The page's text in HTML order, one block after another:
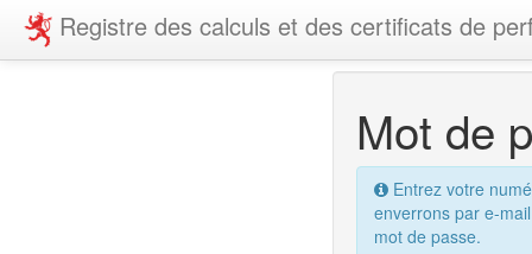
Registre des calculs et des certificats de
Mot de
Entrez votre
enverrons par e-
mot de passe.